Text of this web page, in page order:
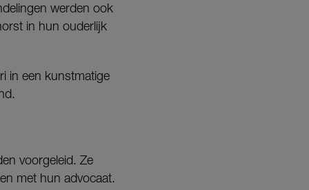
werden ook
in hun ouderlijk
in een kunstmatige
voorgeleid. Ze
met hun advocaat.